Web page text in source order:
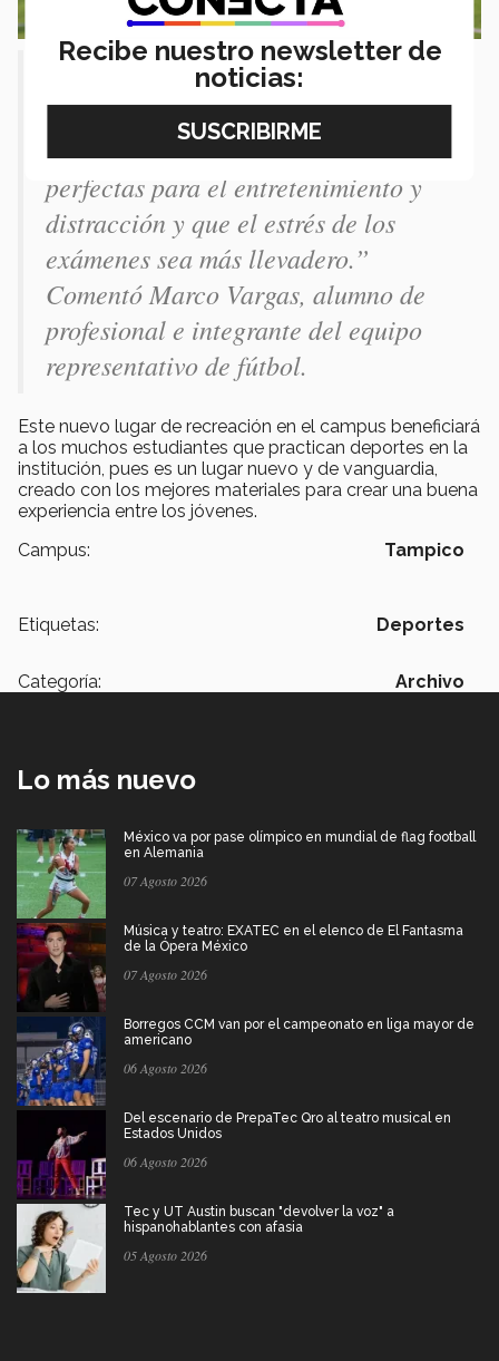
“Es una buena idea porque a los
alumnos del campus nos gusta
muchísimo el futbol. Estas áreas son
perfectas para el entretenimiento y
distracción y que el estrés de los
exámenes sea más llevadero.”
Comentó Marco Vargas, alumno de
profesional e integrante del equipo
representativo de fútbol.
Este nuevo lugar de recreación en el campus beneficiará
a los muchos estudiantes que practican deportes en la
institución, pues es un lugar nuevo y de vanguardia,
creado con los mejores materiales para crear una buena
experiencia entre los jóvenes.
Campus:
Tampico
Etiquetas: Deportes
Categoría: Archivo
Lo más nuevo
México va por pase olímpico en mundial de flag football
en Alemania
07 Agosto 2026
Música y teatro: EXATEC en el elenco de El Fantasma
de la Ópera México
07 Agosto 2026
Borregos CCM van por el campeonato en liga mayor de
americano
06 Agosto 2026
Del escenario de PrepaTec Qro al teatro musical en
Estados Unidos
06 Agosto 2026
Tec y UT Austin buscan "devolver la voz" a
hispanohablantes con afasia
05 Agosto 2026
Recibe nuestro newsletter de
noticias: